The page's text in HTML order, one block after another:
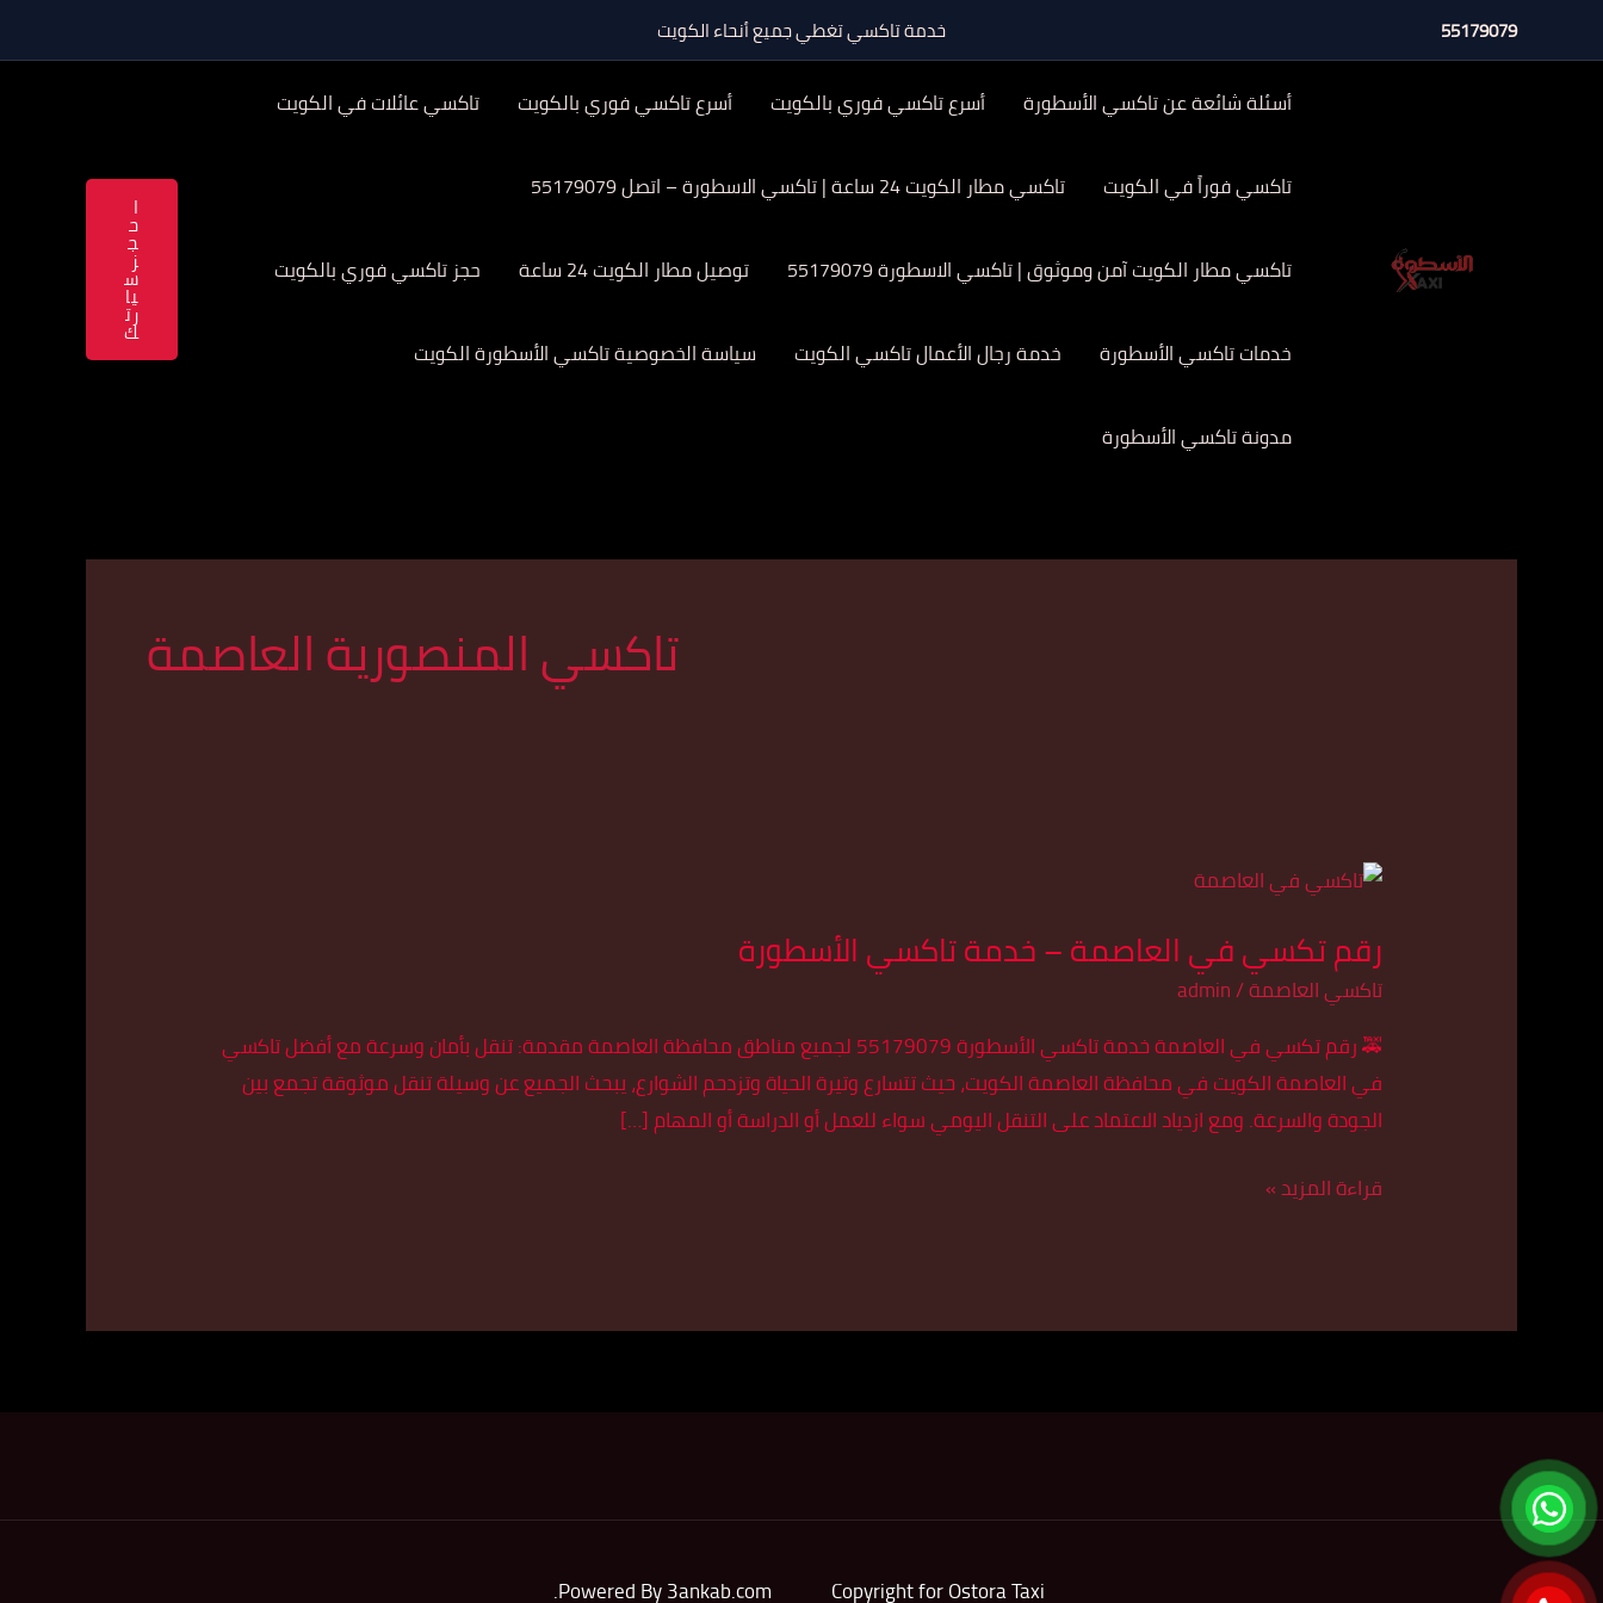
إلى
55179079 خدمة تاكسي تغطي جميع أنحاء الكويت
أسئلة شائعة عن تاكسي الأسطورة أسرع تاكسي فوري بالكويت أسرع تاكسي فوري بالكويت تاكسي عائلات في الكويت
تاكسي فوراً في الكويت تاكسي مطار الكويت 24 ساعة | تاكسي الاسطورة – اتصل 55179079
تاكسي مطار الكويت آمن وموثوق | تاكسي الاسطورة 55179079 توصيل مطار الكويت 24 ساعة حجز تاكسي فوري بالكويت
خدمات تاكسي الأسطورة خدمة رجال الأعمال تاكسي الكويت سياسة الخصوصية تاكسي الأسطورة الكويت
مدونة تاكسي الأسطورة
ا
ح
ج
ز
س
يا
رت
ك
تاكسي المنصورية العاصمة
رقم تكسي في العاصمة – خدمة تاكسي الأسطورة
تاكسي العاصمة/
admin
🚕 رقم تكسي في العاصمة خدمة تاكسي الأسطورة 55179079 لجميع مناطق محافظة العاصمة مقدمة: تنقل بأمان وسرعة مع أفضل تاكسي
في العاصمة الكويت في محافظة العاصمة الكويت، حيث تتسارع وتيرة الحياة وتزدحم الشوارع، يبحث الجميع عن وسيلة تنقل موثوقة تجمع بين
الجودة والسرعة. ومع ازدياد الاعتماد على التنقل اليومي سواء للعمل أو الدراسة أو المهام […]
رقم
في
العاصمة
خدمة
تاكسي
الأسطورة
قراءة المزيد »
Copyright for Ostora Taxi
Powered By3ankab.com
.